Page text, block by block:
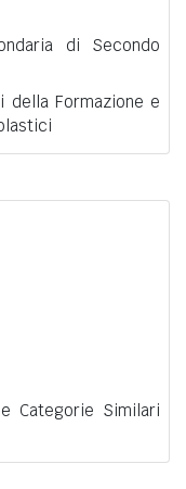
di Secondo
della Formazione e
Categorie Similari